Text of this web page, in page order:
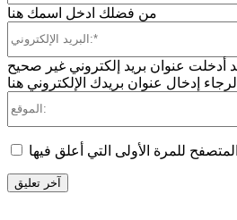
من فضلك ادخل اسمك هنا
الرجاء إدخال عنوان بريدك الإلكتروني هنا